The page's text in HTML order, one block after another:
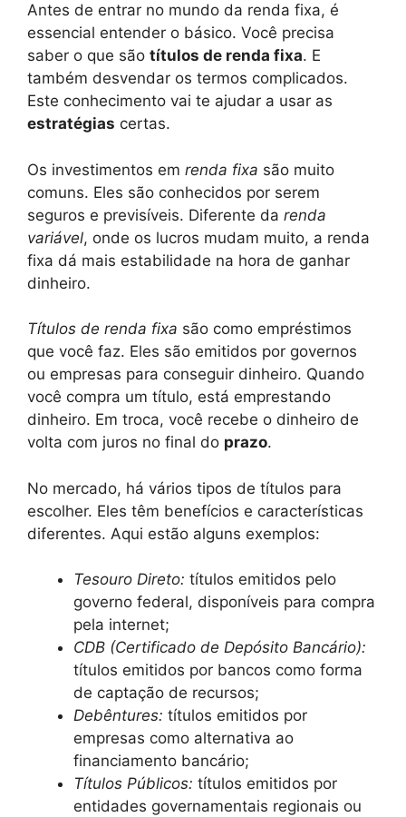
Antes de entrar no mundo da renda fixa, é
essencial entender o básico. Você precisa
saber o que são títulos de renda fixa. E
também desvendar os termos complicados.
Este conhecimento vai te ajudar a usar as
estratégias certas.
Os investimentos em renda fixa são muito
comuns. Eles são conhecidos por serem
seguros e previsíveis. Diferente da renda
variável, onde os lucros mudam muito, a renda
fixa dá mais estabilidade na hora de ganhar
dinheiro.
Títulos de renda fixa são como empréstimos
que você faz. Eles são emitidos por governos
ou empresas para conseguir dinheiro. Quando
você compra um título, está emprestando
dinheiro. Em troca, você recebe o dinheiro de
volta com juros no final do prazo.
No mercado, há vários tipos de títulos para
escolher. Eles têm benefícios e características
diferentes. Aqui estão alguns exemplos:
Tesouro Direto: títulos emitidos pelo
governo federal, disponíveis para compra
pela internet;
CDB (Certificado de Depósito Bancário):
títulos emitidos por bancos como forma
de captação de recursos;
Debêntures: títulos emitidos por
empresas como alternativa ao
financiamento bancário;
Títulos Públicos: títulos emitidos por
entidades governamentais regionais ou